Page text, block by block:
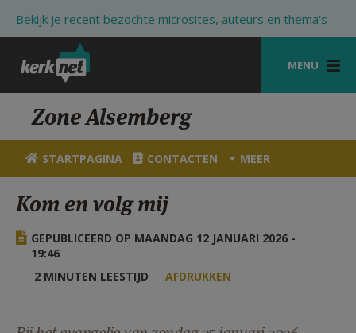
Bekijk je recent bezochte microsites, auteurs en thema's
MENU
STARTPAGINA
KERK
VIERINGEN
SHOP
ZOEKEN
HULP
Zone Alsemberg
STARTPAGINA CONTACTEN MEER
Kom en volg mij
GEPUBLICEERD OP MAANDAG 12 JANUARI 2026 -
19:46
2 MINUTEN LEESTIJD
AFDRUKKEN